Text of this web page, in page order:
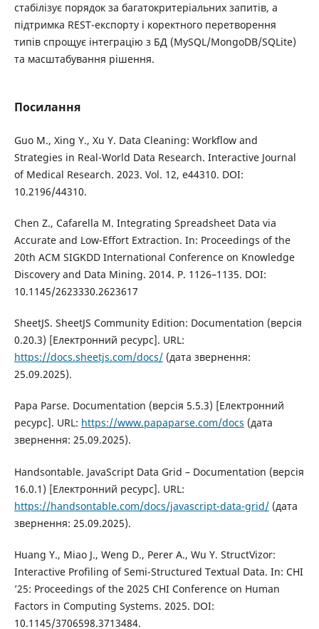
стабілізує порядок за багатокритеріальних запитів, а
підтримка REST-експорту і коректного перетворення
типів спрощує інтеграцію з БД (MySQL/MongoDB/SQLite)
та масштабування рішення.
Посилання
Guo M., Xing Y., Xu Y. Data Cleaning: Workflow and
Strategies in Real-World Data Research. Interactive Journal
of Medical Research. 2023. Vol. 12, e44310. DOI:
10.2196/44310.
Chen Z., Cafarella M. Integrating Spreadsheet Data via
Accurate and Low-Effort Extraction. In: Proceedings of the
20th ACM SIGKDD International Conference on Knowledge
Discovery and Data Mining. 2014. P. 1126–1135. DOI:
10.1145/2623330.2623617
SheetJS. SheetJS Community Edition: Documentation (версія
0.20.3) [Електронний ресурс]. URL:
https://docs.sheetjs.com/docs/(дата звернення:
25.09.2025).
Papa Parse. Documentation (версія 5.5.3) [Електронний
ресурс]. URL: https://www.papaparse.com/docs (дата
звернення: 25.09.2025).
Handsontable. JavaScript Data Grid – Documentation (версія
16.0.1) [Електронний ресурс]. URL:
https://handsontable.com/docs/javascript-data-grid/(дата
звернення: 25.09.2025).
Huang Y., Miao J., Weng D., Perer A., Wu Y. StructVizor:
Interactive Profiling of Semi-Structured Textual Data. In: CHI
’25: Proceedings of the 2025 CHI Conference on Human
Factors in Computing Systems. 2025. DOI:
10.1145/3706598.3713484.